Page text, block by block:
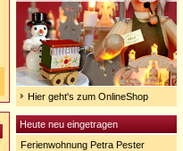
Hier geht's zum OnlineShop
Heute neu eingetragen
Ferienwohnung Petra Pester